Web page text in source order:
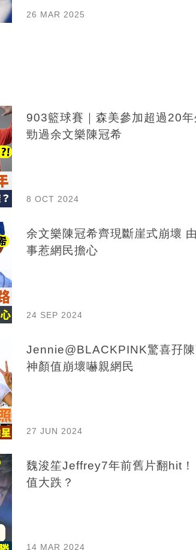
26 MAR 2025
903籃球賽｜森美參加超過20年外
勁過余文樂陳冠希
8 OCT 2024
余文樂陳冠希齊現斷崖式崩壞 由後生鬥到40路 1
事惹網民擔心
24 SEP 2024
Jennie@BLACKPINK驚喜孖
神顏值崩壞嚇親網民
27 JUN 2024
魏浚笙Jeffrey7年前舊片翻hit
值大跌？
14 MAR 2024